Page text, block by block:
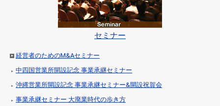
セミナー
経営者のためのM&Aセミナー
中四国営業所開設記念 事業承継セミナー
沖縄営業所開設記念 事業承継セミナー&開設祝賀会
事業承継セミナー 大廃業時代の歩き方